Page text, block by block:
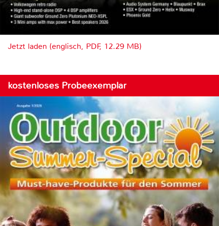
Jetzt laden (englisch, PDF, 12.29 MB)
kostenloses Probeexemplar